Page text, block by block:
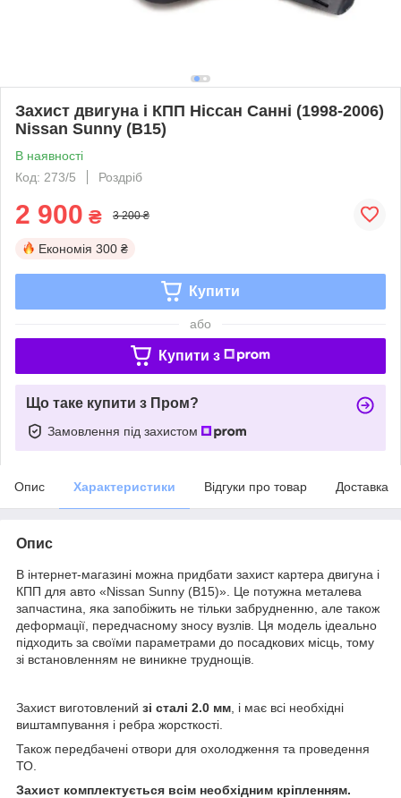
Захист двигуна і КПП Ніссан Санні (1998-2006)
Nissan Sunny (B15)
В наявності
Код: 273/5
Роздріб
2 900 ₴ 3 200 ₴
Економія 300 ₴
Купити
або
Купити з
Що таке купити з Пром?
Замовлення під захистом
Опис Характеристики Відгуки про товар Доставка
Опис
В інтернет-магазині можна придбати захист картера двигуна і
КПП для авто «Nissan Sunny (B15)». Це потужна металева
запчастина, яка запобіжить не тільки забрудненню, але також
деформації, передчасному зносу вузлів. Ця модель ідеально
підходить за своїми параметрами до посадкових місць, тому
зі встановленням не виникне труднощів.
Захист виготовлений зі сталі 2.0 мм , і має всі необхідні
виштампування і ребра жорсткості.
Також передбачені отвори для охолодження та проведення
ТО.
Захист комплектується всім необхідним кріпленням.